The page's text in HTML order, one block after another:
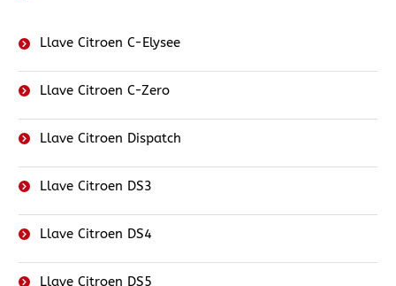
Llave Citroen C-Elysee
Llave Citroen C-Zero
Llave Citroen Dispatch
Llave Citroen DS3
Llave Citroen DS4
Llave Citroen DS5